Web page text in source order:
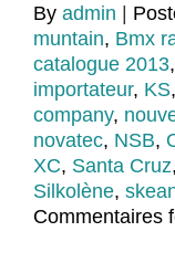
By admin
muntain, Bmx
catalogue 2013,
importateur, KS,
company,
novatec, NSB,
XC, Santa Cruz,
Silkolène,
Commentaires